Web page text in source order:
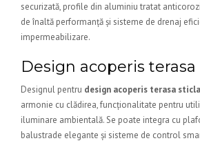
securizată, profile din aluminiu tratat
de înaltă performanță și sisteme de drenaj
impermeabilizare.
Design acoperis terasa
Designul pentru design acoperis terasa sticla
armonie cu clădirea, funcționalitate pentru
iluminare ambientală. Se poate integra cu
balustrade elegante și sisteme de control